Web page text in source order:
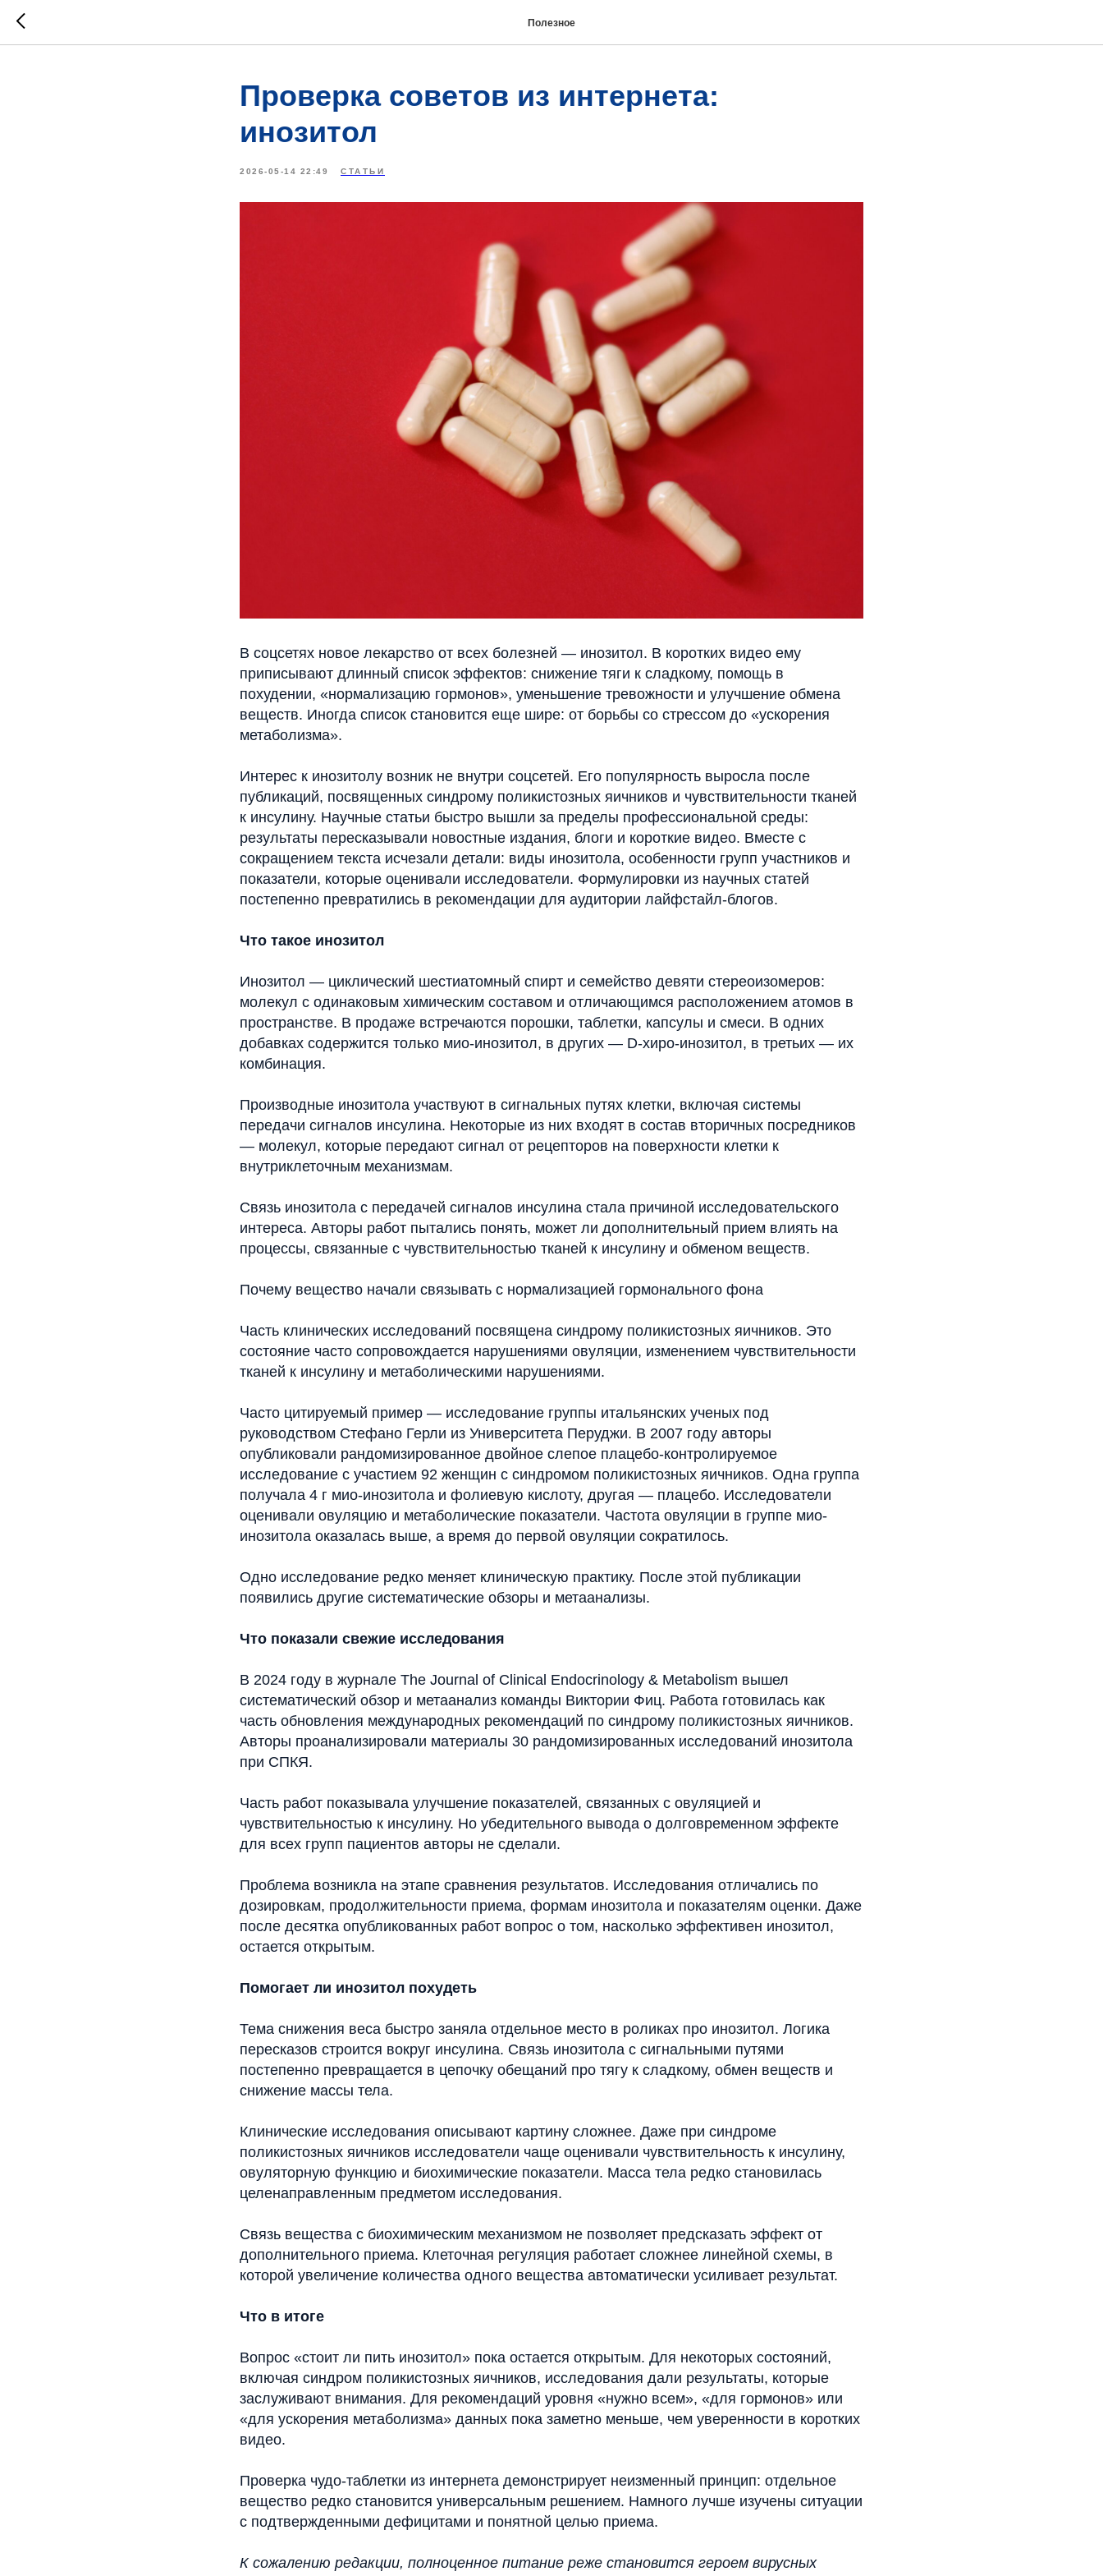
Полезное
Проверка советов из интернета:
инозитол
2026-05-14 22:49 СТАТЬИ
В соцсетях новое лекарство от всех болезней — инозитол. В коротких видео ему
приписывают длинный список эффектов: снижение тяги к сладкому, помощь в
похудении, «нормализацию гормонов», уменьшение тревожности и улучшение обмена
веществ. Иногда список становится еще шире: от борьбы со стрессом до «ускорения
метаболизма».
Интерес к инозитолу возник не внутри соцсетей. Его популярность выросла после
публикаций, посвященных синдрому поликистозных яичников и чувствительности тканей
к инсулину. Научные статьи быстро вышли за пределы профессиональной среды:
результаты пересказывали новостные издания, блоги и короткие видео. Вместе с
сокращением текста исчезали детали: виды инозитола, особенности групп участников и
показатели, которые оценивали исследователи. Формулировки из научных статей
постепенно превратились в рекомендации для аудитории лайфстайл-блогов.
Что такое инозитол
Инозитол — циклический шестиатомный спирт и семейство девяти стереоизомеров:
молекул с одинаковым химическим составом и отличающимся расположением атомов в
пространстве. В продаже встречаются порошки, таблетки, капсулы и смеси. В одних
добавках содержится только мио-инозитол, в других — D-хиро-инозитол, в третьих — их
комбинация.
Производные инозитола участвуют в сигнальных путях клетки, включая системы
передачи сигналов инсулина. Некоторые из них входят в состав вторичных посредников
— молекул, которые передают сигнал от рецепторов на поверхности клетки к
внутриклеточным механизмам.
Связь инозитола с передачей сигналов инсулина стала причиной исследовательского
интереса. Авторы работ пытались понять, может ли дополнительный прием влиять на
процессы, связанные с чувствительностью тканей к инсулину и обменом веществ.
Почему вещество начали связывать с нормализацией гормонального фона
Часть клинических исследований посвящена синдрому поликистозных яичников. Это
состояние часто сопровождается нарушениями овуляции, изменением чувствительности
тканей к инсулину и метаболическими нарушениями.
Часто цитируемый пример — исследование группы итальянских ученых под
руководством Стефано Герли из Университета Перуджи. В 2007 году авторы
опубликовали рандомизированное двойное слепое плацебо-контролируемое
исследование с участием 92 женщин с синдромом поликистозных яичников. Одна группа
получала 4 г мио-инозитола и фолиевую кислоту, другая — плацебо. Исследователи
оценивали овуляцию и метаболические показатели. Частота овуляции в группе мио-
инозитола оказалась выше, а время до первой овуляции сократилось.
Одно исследование редко меняет клиническую практику. После этой публикации
появились другие систематические обзоры и метаанализы.
Что показали свежие исследования
В 2024 году в журнале The Journal of Clinical Endocrinology & Metabolism вышел
систематический обзор и метаанализ команды Виктории Фиц. Работа готовилась как
часть обновления международных рекомендаций по синдрому поликистозных яичников.
Авторы проанализировали материалы 30 рандомизированных исследований инозитола
при СПКЯ.
Часть работ показывала улучшение показателей, связанных с овуляцией и
чувствительностью к инсулину. Но убедительного вывода о долговременном эффекте
для всех групп пациентов авторы не сделали.
Проблема возникла на этапе сравнения результатов. Исследования отличались по
дозировкам, продолжительности приема, формам инозитола и показателям оценки. Даже
после десятка опубликованных работ вопрос о том, насколько эффективен инозитол,
остается открытым.
Помогает ли инозитол похудеть
Тема снижения веса быстро заняла отдельное место в роликах про инозитол. Логика
пересказов строится вокруг инсулина. Связь инозитола с сигнальными путями
постепенно превращается в цепочку обещаний про тягу к сладкому, обмен веществ и
снижение массы тела.
Клинические исследования описывают картину сложнее. Даже при синдроме
поликистозных яичников исследователи чаще оценивали чувствительность к инсулину,
овуляторную функцию и биохимические показатели. Масса тела редко становилась
целенаправленным предметом исследования.
Связь вещества с биохимическим механизмом не позволяет предсказать эффект от
дополнительного приема. Клеточная регуляция работает сложнее линейной схемы, в
которой увеличение количества одного вещества автоматически усиливает результат.
Что в итоге
Вопрос «стоит ли пить инозитол» пока остается открытым. Для некоторых состояний,
включая синдром поликистозных яичников, исследования дали результаты, которые
заслуживают внимания. Для рекомендаций уровня «нужно всем», «для гормонов» или
«для ускорения метаболизма» данных пока заметно меньше, чем уверенности в коротких
видео.
Проверка чудо-таблетки из интернета демонстрирует неизменный принцип: отдельное
вещество редко становится универсальным решением. Намного лучше изучены ситуации
с подтвержденными дефицитами и понятной целью приема.
К сожалению редакции, полноценное питание реже становится героем вирусных